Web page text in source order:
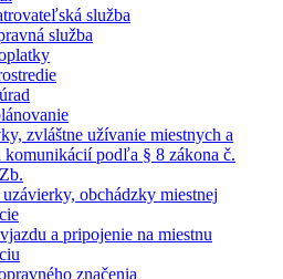
služba
služba
zvláštne užívanie miestnych a
komunikácií podľa § 8 zákona č.
obchádzky miestnej
a pripojenie na miestnu
značenia